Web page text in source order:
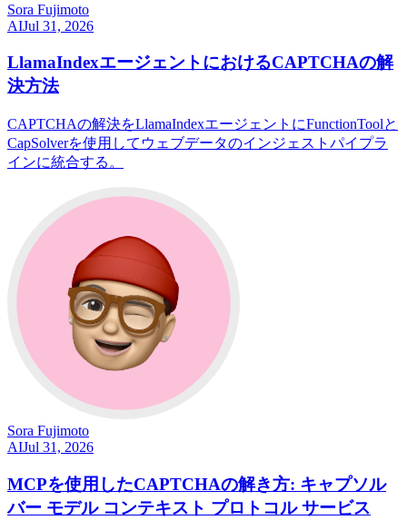
Sora Fujimoto
AIJul 31, 2026
LlamaIndexエージェントにおけるCAPTCHAの解
決方法
CAPTCHAの解決をLlamaIndexエージェントにFunctionToolと
CapSolverを使用してウェブデータのインジェストパイプラ
インに統合する。
Sora Fujimoto
AIJul 31, 2026
MCPを使用したCAPTCHAの解き方: キャプソル
バー モデル コンテキスト プロトコル サービス